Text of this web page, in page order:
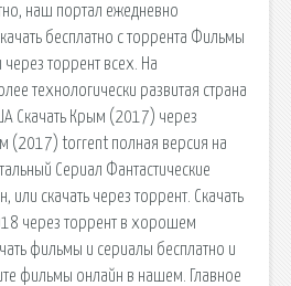
наш портал ежедневно
бесплатно с торрента Фильмы
торрент всех. На
технологически развитая страна
Скачать Крым (2017) через
(2017) torrent полная версия на
Сериал Фантастические
или скачать через торрент. Скачать
через торрент в хорошем
фильмы и сериалы бесплатно и
фильмы онлайн в нашем. Главное